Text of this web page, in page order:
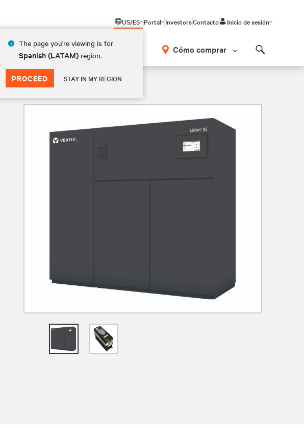
US/ES
The page you're viewing is for
Spanish (LATAM) region.
PROCEED STAY IN MY REGION
Portal InvestorsContacto Inicio de sesión
Acerca de Cómo comprar